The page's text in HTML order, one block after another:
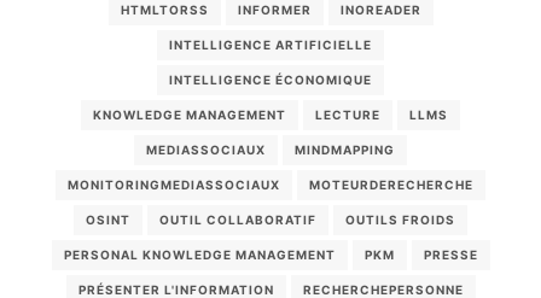
HTMLTORSS INFORMER INOREADER
INTELLIGENCE ARTIFICIELLE
INTELLIGENCE ÉCONOMIQUE
KNOWLEDGE MANAGEMENT LECTURE LLMS
MEDIASSOCIAUX MINDMAPPING
MONITORINGMEDIASSOCIAUX MOTEURDERECHERCHE
OSINT OUTIL COLLABORATIF OUTILS FROIDS
PERSONAL KNOWLEDGE MANAGEMENT PKM PRESSE
PRÉSENTER L'INFORMATION RECHERCHEPERSONNE